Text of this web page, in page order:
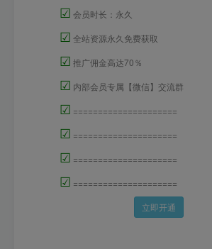
☑ 会员时长：永久
☑ 全站资源永久免费获取
☑ 推广佣金高达70％
☑ 内部会员专属【微信】交流群
☑ =====================
☑ =====================
☑ =====================
☑ =====================
立即开通